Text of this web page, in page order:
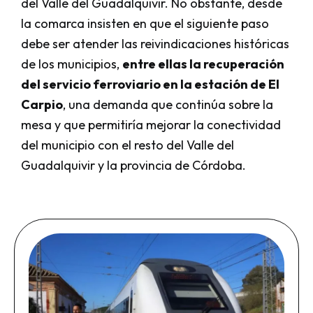
del Valle del Guadalquivir. No obstante, desde
la comarca insisten en que el siguiente paso
debe ser atender las reivindicaciones históricas
de los municipios, entre ellas la recuperación
del servicio ferroviario en la estación de El
Carpio, una demanda que continúa sobre la
mesa y que permitiría mejorar la conectividad
del municipio con el resto del Valle del
Guadalquivir y la provincia de Córdoba.